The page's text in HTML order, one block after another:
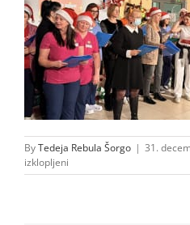
ByTedeja Rebula Šorgo | 31.
izklopljeni